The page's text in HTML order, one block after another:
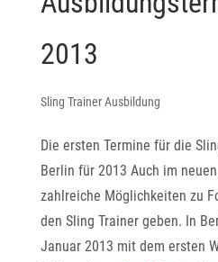
2013
Sling Trainer Ausbildung
Die ersten Termine für die
Berlin für 2013 Auch im
zahlreiche Möglichkeiten zu
den Sling Trainer geben. In
Januar 2013 mit dem ersten